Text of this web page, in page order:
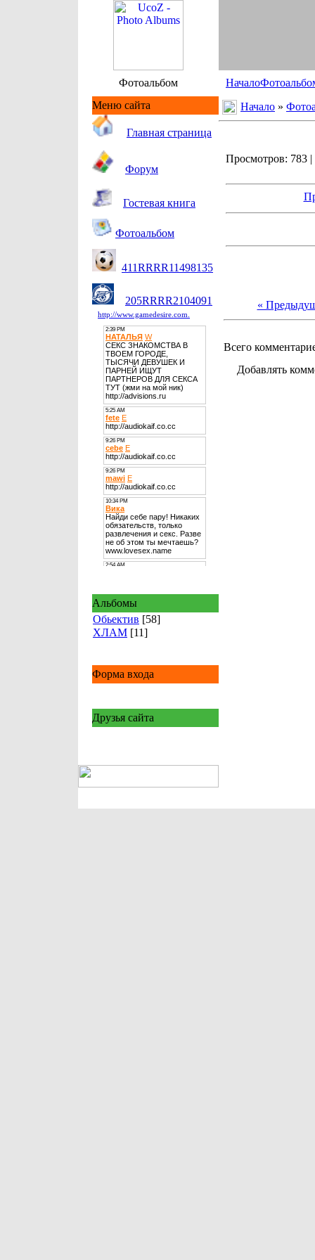
Фотоальбом Начало
Меню сайта
Главная страница
Форум
Гостевая книга
Фотоальбом
411RRRR11498135
205RRRR2104091
http://www.gamedesire.com.
Альбомы
Обьектив [58]
ХЛАМ [11]
Форма входа
Друзья сайта
Начало »
Просмотров: 783
«
Всего
Добавлять